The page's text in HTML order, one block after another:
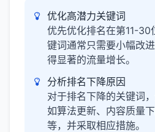
优化高潜力关键词
优先优化排名在第11-30
键词通常只需要小幅改
得显著的流量增长。
分析排名下降原因
对于排名下降的关键词
如算法更新、内容质量
等，并采取相应措施。